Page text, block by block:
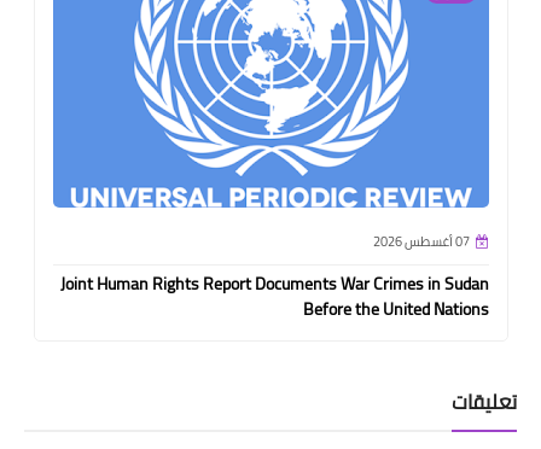
07 أغسطس 2026
Joint Human Rights Report Documents War Crimes in Sudan
Before the United Nations
تعليقات